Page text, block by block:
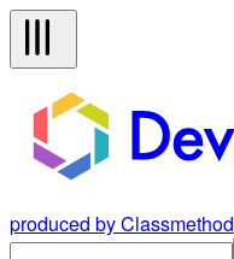
produced by Classmethod